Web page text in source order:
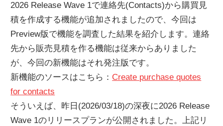
2026 Release Wave 1で連絡先(Contacts)から購買見
積を作成する機能が追加されましたので、今回は
Preview版で機能を調査した結果を紹介します。連絡
先から販売見積を作る機能は従来からありました
が、今回の新機能はそれ発注版です。
新機能のソースはこちら： Create purchase quotes
for contacts
そういえば、昨日(2026/03/18)の深夜に2026 Release
Wave 1のリリースプランが公開されました。上記リ